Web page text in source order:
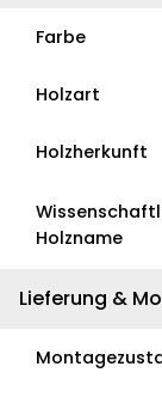
Farbe
Holzart
Holzherkunft
Holzname
Lieferung &